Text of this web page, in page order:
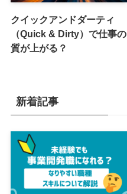
クイックアンドダーティ
（Quick & Dirty）で仕事の
質が上がる？
新着記事